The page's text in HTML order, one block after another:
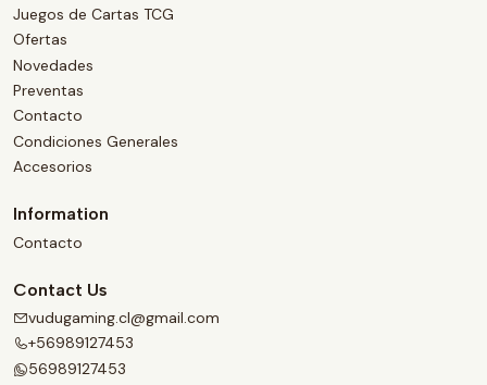
Juegos de Cartas TCG
Ofertas
Novedades
Preventas
Contacto
Condiciones Generales
Accesorios
Information
Contacto
Contact Us
vudugaming.cl@gmail.com
+56989127453
56989127453